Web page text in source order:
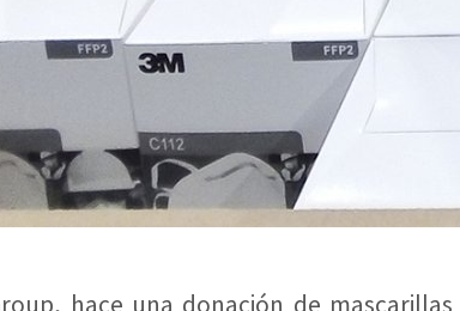
hace una donación de